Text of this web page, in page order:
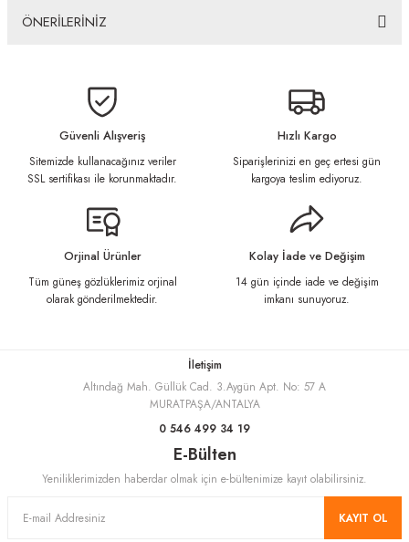
ÖNERİLERİNİZ
yetersiz gördüğünüz noktaları öneri formunu kullanarak tarafımıza
Görüş ve önerileriniz için teşekkür ederiz.
Ürün resmi kalitesiz, bozuk veya görüntülenemiyor.
Ürün bilgilerinde hatalar bulunuyor.
Gönder
Güvenli Alışveriş
Sitemizde kullanacağınız veriler
SSL sertifikası ile korunmaktadır.
Hızlı Kargo
Siparişlerinizi en geç ertesi gün
kargoya teslim ediyoruz.
Orjinal Ürünler
Tüm güneş gözlüklerimiz orjinal
olarak gönderilmektedir.
Kolay İade ve Değişim
14 gün içinde iade ve değişim
imkanı sunuyoruz.
İletişim
Altındağ Mah. Güllük Cad. 3.Aygün Apt. No: 57 A
MURATPAŞA/ANTALYA
0 546 499 34 19
E-Bülten
Yeniliklerimizden haberdar olmak için e-bültenimize kayıt olabilirsiniz.
KAYIT OL